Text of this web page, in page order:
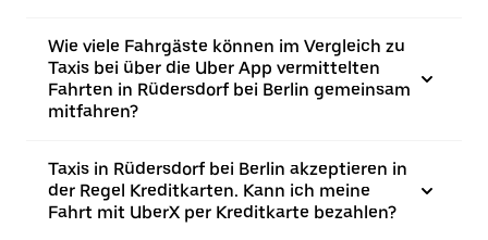
Wie viele Fahrgäste können im Vergleich zu
Taxis bei über die Uber App vermittelten
Fahrten in Rüdersdorf bei Berlin gemeinsam
mitfahren?
Taxis in Rüdersdorf bei Berlin akzeptieren in
der Regel Kreditkarten. Kann ich meine
Fahrt mit UberX per Kreditkarte bezahlen?